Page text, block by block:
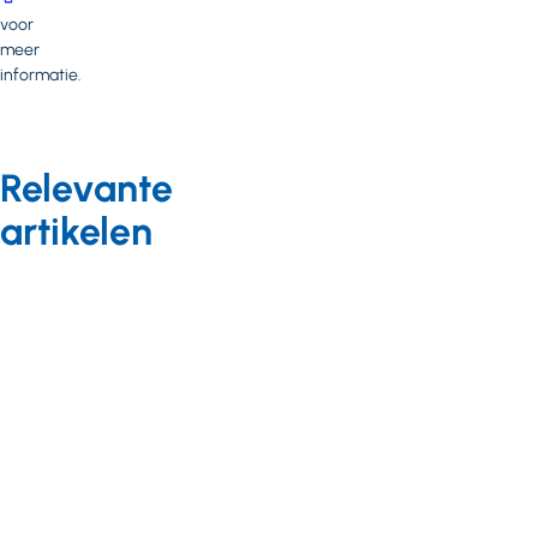
voor
meer
informatie.
Relevante
artikelen